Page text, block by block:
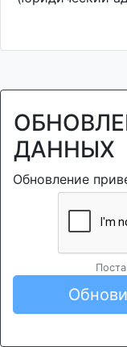
ДАННЫХ
Обновление